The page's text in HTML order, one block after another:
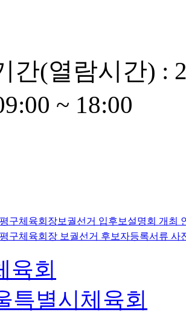
간(열람시간) :
~ 18:00
구체육회장보궐선거 입후보설명회 개최
구체육회장 보궐선거 후보자등록서류 사
육회
특별시체육회